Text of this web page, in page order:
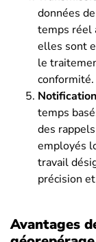
données
temps réel
elles sont
le
conformité.
temps
des
employés
travail
précision
Avantages